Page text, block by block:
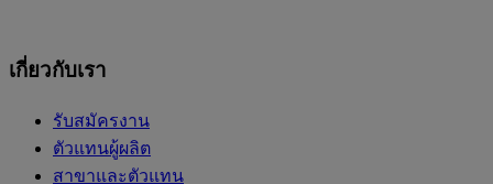
เกี่ยวกับเรา
รับสมัครงาน
ตัวแทนผู้ผลิต
สาขาและตัวแทน